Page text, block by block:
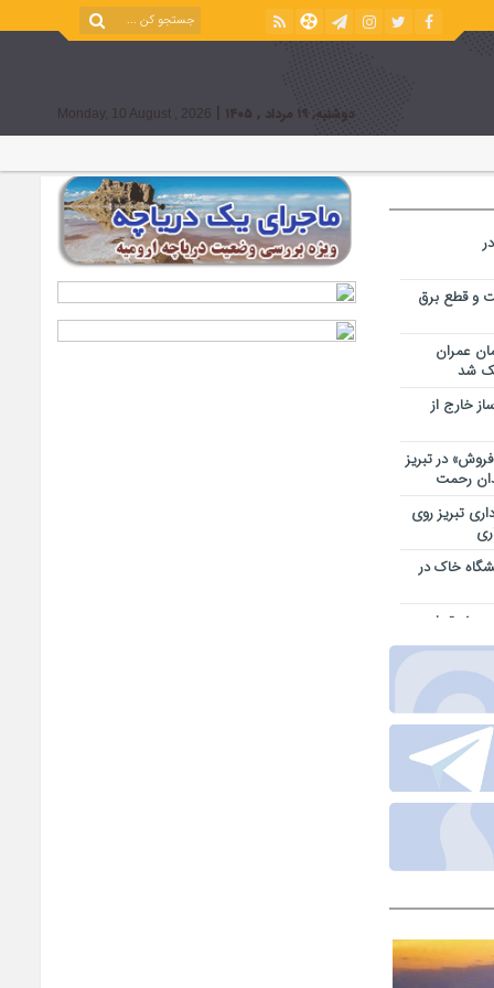
دوشنبه, ۱۹ مرداد , ۱۴۰۵ |
Monday, 10 August , 2026
و قطع برق
عمران
خارج از
در تبریز
رحمت
تبریز روی
خاک در
تجاری و
شرقی/ از
خدمت کیفیت
آزاد ارس
تمامی
برق